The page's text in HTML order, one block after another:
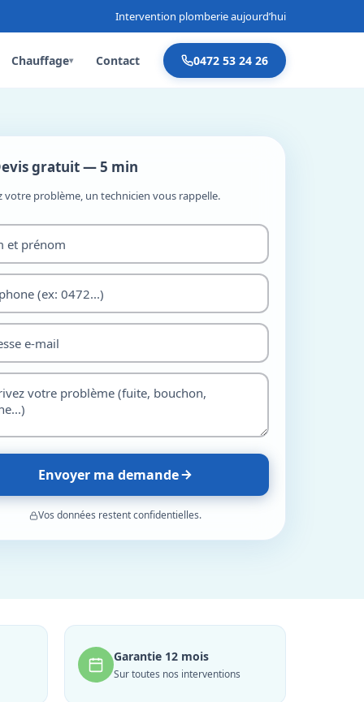
Intervention plomberie aujourd’hui
Chauffage▾ Contact 0472 53 24 26
gratuit — 5 min
votre problème, un technicien vous rappelle.
Envoyer ma demande
Vos données restent confidentielles.
Garantie 12 mois
Sur toutes nos interventions